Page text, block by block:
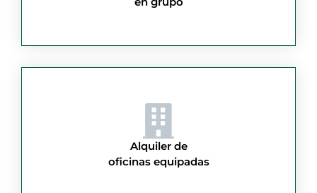
Alquiler de
oficinas equipadas